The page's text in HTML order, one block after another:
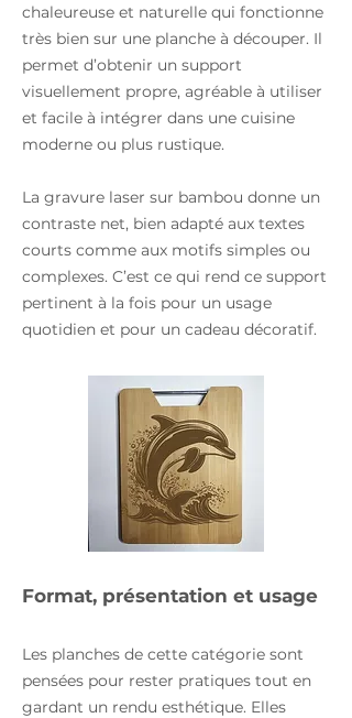
chaleureuse et naturelle qui fonctionne
très bien sur une planche à découper. Il
permet d’obtenir un support
visuellement propre, agréable à utiliser
et facile à intégrer dans une cuisine
moderne ou plus rustique.
La gravure laser sur bambou donne un
contraste net, bien adapté aux textes
courts comme aux motifs simples ou
complexes. C’est ce qui rend ce support
pertinent à la fois pour un usage
quotidien et pour un cadeau décoratif.
Format, présentation et usage
Les planches de cette catégorie sont
pensées pour rester pratiques tout en
gardant un rendu esthétique. Elles